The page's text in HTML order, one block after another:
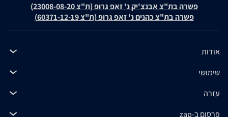
פשרה בת"צ אבנצ'יק נ' זאפ גרופ (ת"צ 23008-08-20)
פשרה בת"צ כהנים נ' זאפ גרופ (ת"צ 60371-12-19)
אודות
שימושי
עזרה
פרסום ב-zap